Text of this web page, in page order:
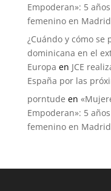
Empoderan»: 5
femenino en Madrid
¿Cuándo y cómo
dominicana en el
Europa en JCE
España por las
porntude en
Empoderan»: 5
femenino en Madrid